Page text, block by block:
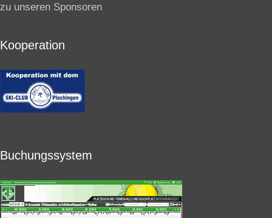
zu unseren Sponsoren
Kooperation
Buchungssystem